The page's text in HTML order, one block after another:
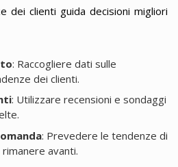
dei clienti guida decisioni migliori
: Raccogliere dati sulle
dei clienti.
: Utilizzare recensioni e sondaggi
: Prevedere le tendenze di
avanti.